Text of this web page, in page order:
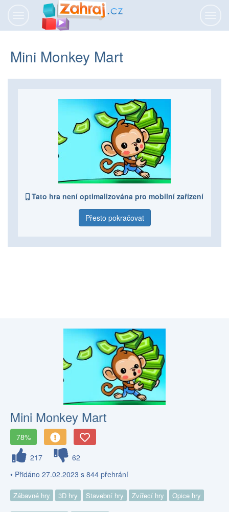
Mini Monkey Mart
Tato hra není optimalizována pro mobilní zařízení
Přesto pokračovat
Mini Monkey Mart
78%
217
62
• Přidáno 27.02.2023 s 844 přehrání
Zábavné hry 3D hry Stavební hry Zvířecí hry Opice hry